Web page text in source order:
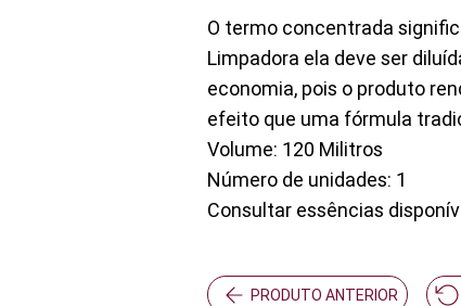
O termo concentrada
Limpadora ela deve ser
economia, pois o produto
efeito que uma fórmula
Volume: 120 Militros
Número de unidades: 1
Consultar essências
PRODUTO ANTERIOR